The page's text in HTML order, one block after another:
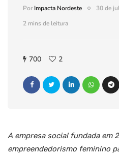
PorImpacta Nordeste
30 de
2 mins de leitura
700 2
A empresa social fundada em
empreendedorismo feminino